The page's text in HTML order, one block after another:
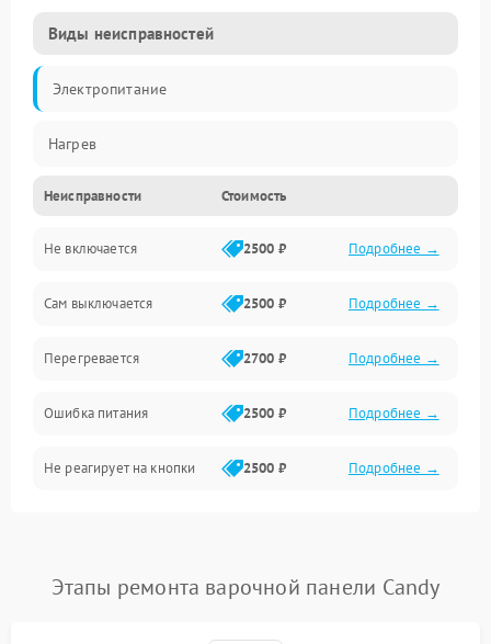
Виды неисправностей
Электропитание
Нагрев
Неисправности Стоимость
Не включается 2500 ₽ Подробнее →
Сам выключается 2500 ₽ Подробнее →
Перегревается 2700 ₽ Подробнее →
Ошибка питания 2500 ₽ Подробнее →
Не реагирует на кнопки 2500 ₽ Подробнее →
Этапы ремонта варочной панели Candy